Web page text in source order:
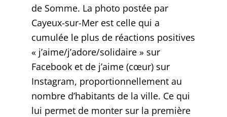
de Somme. La photo postée par
Cayeux-sur-Mer est celle qui a
cumulée le plus de réactions positives
« j’aime/j’adore/solidaire » sur
Facebook et de j’aime (cœur) sur
Instagram, proportionnellement au
nombre d’habitants de la ville. Ce qui
lui permet de monter sur la première